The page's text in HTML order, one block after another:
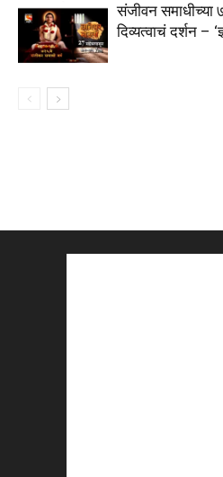
संजीवन समाधीच्या
दिव्यत्वाचं दर्शन –